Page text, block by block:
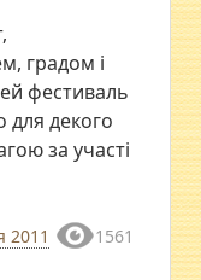
градом і
фестиваль
для декого
за участі
2011 1561